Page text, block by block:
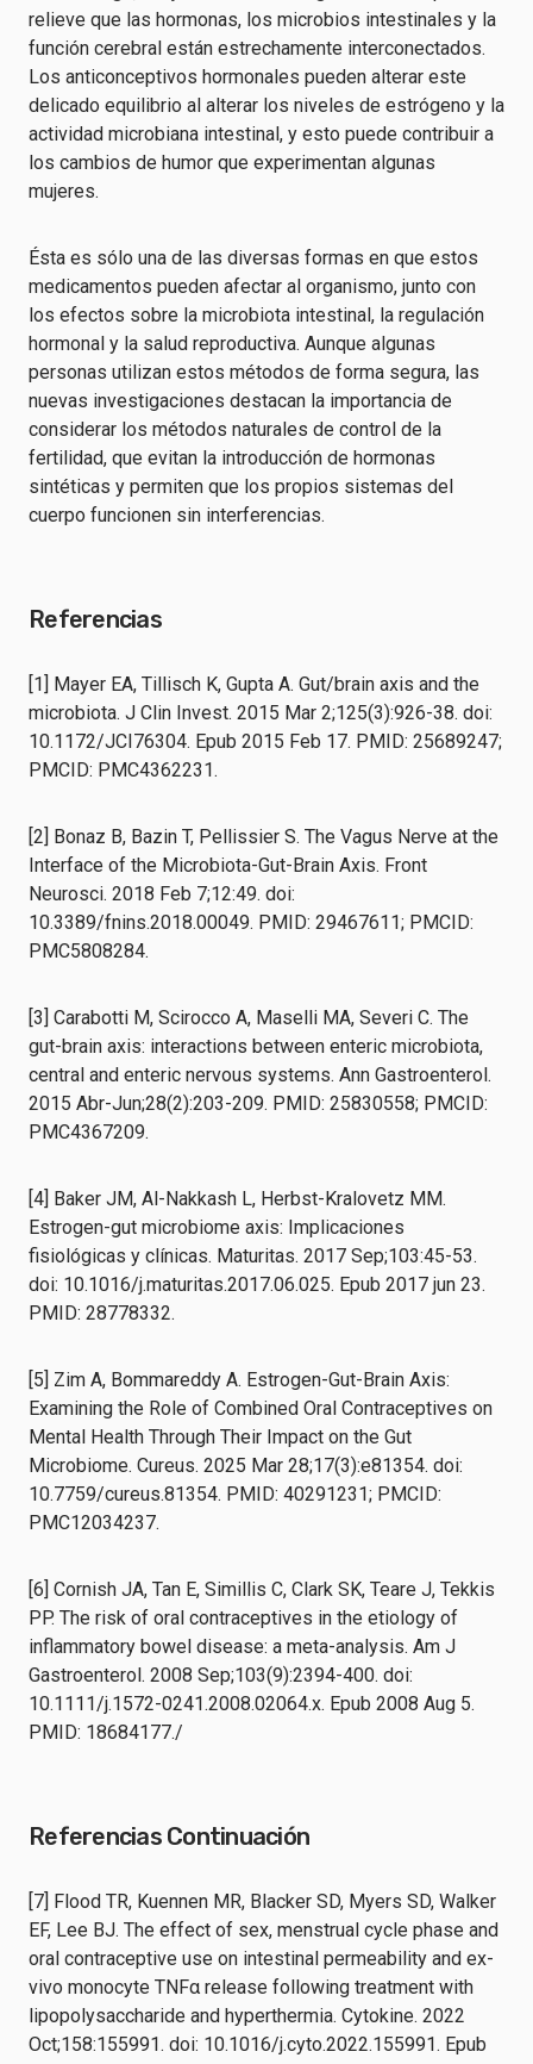
relieve que las hormonas, los microbios intestinales y la
función cerebral están estrechamente interconectados.
Los anticonceptivos hormonales pueden alterar este
delicado equilibrio al alterar los niveles de estrógeno y la
actividad microbiana intestinal, y esto puede contribuir a
los cambios de humor que experimentan algunas
mujeres.
Ésta es sólo una de las diversas formas en que estos
medicamentos pueden afectar al organismo, junto con
los efectos sobre la microbiota intestinal, la regulación
hormonal y la salud reproductiva. Aunque algunas
personas utilizan estos métodos de forma segura, las
nuevas investigaciones destacan la importancia de
considerar los métodos naturales de control de la
fertilidad, que evitan la introducción de hormonas
sintéticas y permiten que los propios sistemas del
cuerpo funcionen sin interferencias.
Referencias
[1] Mayer EA, Tillisch K, Gupta A. Gut/brain axis and the
microbiota. J Clin Invest. 2015 Mar 2;125(3):926-38. doi:
10.1172/JCI76304. Epub 2015 Feb 17. PMID: 25689247;
PMCID: PMC4362231.
[2] Bonaz B, Bazin T, Pellissier S. The Vagus Nerve at the
Interface of the Microbiota-Gut-Brain Axis. Front
Neurosci. 2018 Feb 7;12:49. doi:
10.3389/fnins.2018.00049. PMID: 29467611; PMCID:
PMC5808284.
[3] Carabotti M, Scirocco A, Maselli MA, Severi C. The
gut-brain axis: interactions between enteric microbiota,
central and enteric nervous systems. Ann Gastroenterol.
2015 Abr-Jun;28(2):203-209. PMID: 25830558; PMCID:
PMC4367209.
[4] Baker JM, Al-Nakkash L, Herbst-Kralovetz MM.
Estrogen-gut microbiome axis: Implicaciones
fisiológicas y clínicas. Maturitas. 2017 Sep;103:45-53.
doi: 10.1016/j.maturitas.2017.06.025. Epub 2017 jun 23.
PMID: 28778332.
[5] Zim A, Bommareddy A. Estrogen-Gut-Brain Axis:
Examining the Role of Combined Oral Contraceptives on
Mental Health Through Their Impact on the Gut
Microbiome. Cureus. 2025 Mar 28;17(3):e81354. doi:
10.7759/cureus.81354. PMID: 40291231; PMCID:
PMC12034237.
[6] Cornish JA, Tan E, Simillis C, Clark SK, Teare J, Tekkis
PP. The risk of oral contraceptives in the etiology of
inflammatory bowel disease: a meta-analysis. Am J
Gastroenterol. 2008 Sep;103(9):2394-400. doi:
10.1111/j.1572-0241.2008.02064.x. Epub 2008 Aug 5.
PMID: 18684177./
Referencias Continuación
[7] Flood TR, Kuennen MR, Blacker SD, Myers SD, Walker
EF, Lee BJ. The effect of sex, menstrual cycle phase and
oral contraceptive use on intestinal permeability and ex-
vivo monocyte TNFα release following treatment with
lipopolysaccharide and hyperthermia. Cytokine. 2022
Oct;158:155991. doi: 10.1016/j.cyto.2022.155991. Epub